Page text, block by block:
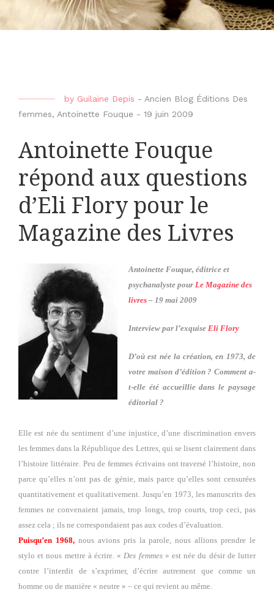
by Guilaine Depis - Ancien Blog Éditions Des
femmes, Antoinette Fouque - 19 juin 2009
Antoinette Fouque
répond aux questions
d’Eli Flory pour le
Magazine des Livres
Antoinette Fouque, éditrice et
psychanalyste pourLe Magazine des
livres – 19 mai 2009
Interview par l’exquiseEli Flory
D’où est née la création, en 1973, de
votre maison d’édition ? Comment a-
t-elle été accueillie dans le paysage
éditorial ?
Elle est née du sentiment d’une injustice, d’une discrimination envers
les femmes dans la République des Lettres, qui se lisent clairement dans
l’histoire littéraire. Peu de femmes écrivains ont traversé l’histoire, non
parce qu’elles n’ont pas de génie, mais parce qu’elles sont censurées
quantitativement et qualitativement. Jusqu’en 1973, les manuscrits des
femmes ne convenaient jamais, trop longs, trop courts, trop ceci, pas
assez cela ; ils ne correspondaient pas aux codes d’évaluation.
Puisqu’en 1968,nous avions pris la parole, nous allions prendre le
stylo et nous mettre à écrire. «Des femmes» est née du désir de lutter
contre l’interdit de s’exprimer, d’écrire autrement que comme un
homme ou de manière « neutre » – ce qui revient au même.